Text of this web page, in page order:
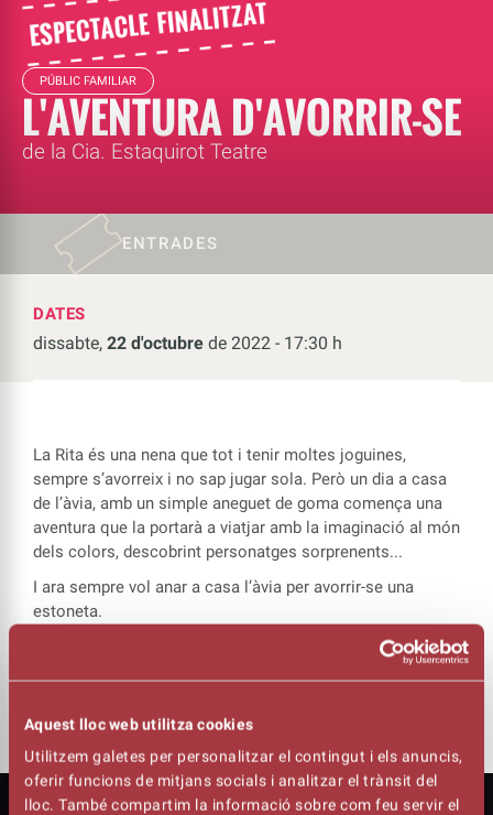
Aquest lloc web utilitza cookies
Utilitzem galetes per personalitzar el contingut i els anuncis,
oferir funcions de mitjans socials i analitzar el trànsit del
lloc. També compartim la informació sobre com feu servir el
PÚBLIC FAMILIAR
L'AVENTURA D'AVORRIR-SE
de la Cia. Estaquirot Teatre
ENTRADES
DATES
dissabte, 22 d'octubre de 2022 - 17:30 h
La Rita és una nena que tot i tenir moltes joguines,
sempre s’avorreix i no sap jugar sola. Però un dia a casa
de l’àvia, amb un simple aneguet de goma comença una
aventura que la portarà a viatjar amb la imaginació al món
dels colors, descobrint personatges sorprenents...
I ara sempre vol anar a casa l’àvia per avorrir-se una
estoneta.
Aquest espectacle pretén motivar la creativitat dels nens
i les nenes així com reflexionar sobre la gestió del temps